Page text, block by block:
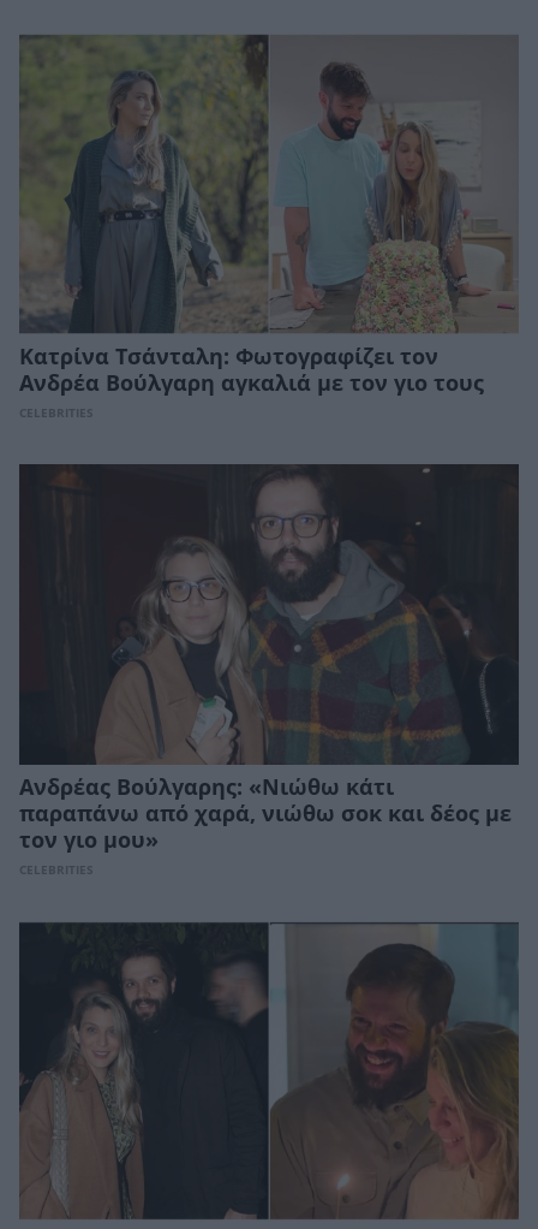
Κατρίνα Τσάνταλη: Φωτογραφίζει τον
Ανδρέα Βούλγαρη αγκαλιά με τον γιο τους
CELEBRITIES
Ανδρέας Βούλγαρης: «Νιώθω κάτι
παραπάνω από χαρά, νιώθω σοκ και δέος με
τον γιο μου»
CELEBRITIES